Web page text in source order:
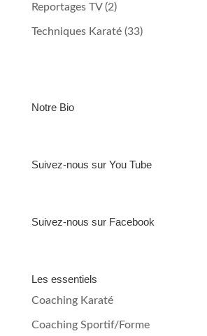
Reportages TV(2)
Techniques Karaté(33)
Notre Bio
Suivez-nous sur You Tube
Suivez-nous sur Facebook
Les essentiels
Coaching Karaté
Coaching Sportif/Forme